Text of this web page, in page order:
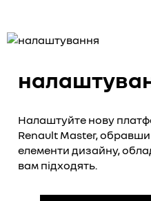
Налаштуйте нову
Renault Master, обравши
елементи дизайну,
вам підходять.